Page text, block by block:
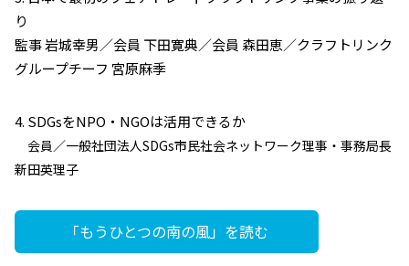
り
監事 岩城幸男／会員 下田寛典／会員 森田恵／クラフトリンク
グループチーフ 宮原麻季
4. SDGsをNPO・NGOは活用できるか
会員／一般社団法人SDGs市民社会ネットワーク理事・事務局長
新田英理子
「もうひとつの南の風」を読む